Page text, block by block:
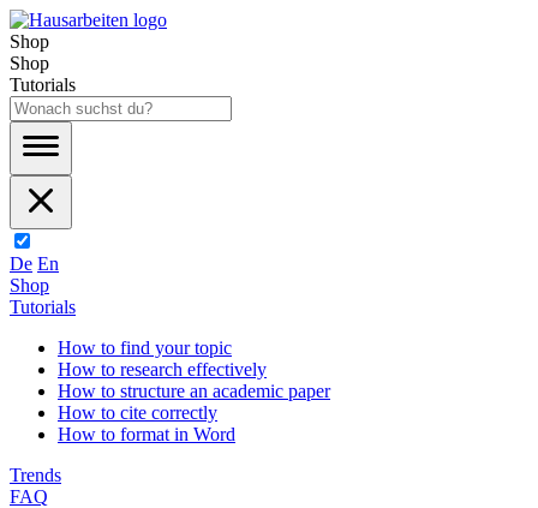
Shop
Shop
Tutorials
De En
Shop
Tutorials
How to find your topic
How to research effectively
How to structure an academic paper
How to cite correctly
How to format in Word
Trends
FAQ